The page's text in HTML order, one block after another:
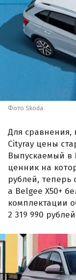
Фото Skoda
Для сравнения,
Cityray цены
Выпускаемый в
ценник на
рублей, теперь
а Belgee X50+
комплектации
2 319 990